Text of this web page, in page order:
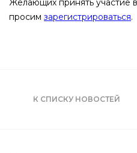
Желающих принять участие
просим зарегистрироваться.
К СПИСКУ НОВОСТЕЙ